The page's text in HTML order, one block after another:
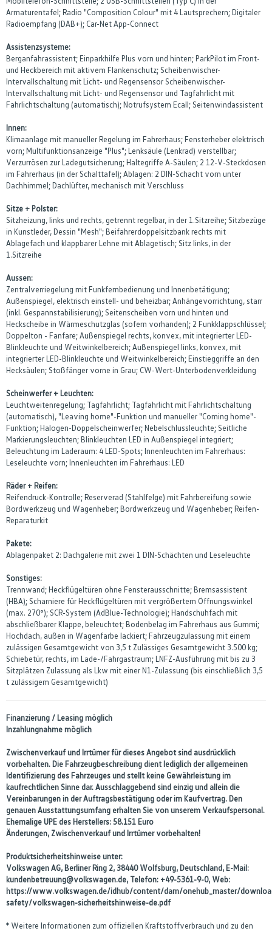
Armaturentafel; Radio "Composition Colour" mit 4 Lautsprechern; Digitaler
Radioempfang (DAB+); Car-Net App-Connect
Assistenzsysteme:
Berganfahrassistent; Einparkhilfe Plus vorn und hinten; ParkPilot im Front-
und Heckbereich mit aktivem Flankenschutz; Scheibenwischer-
Intervallschaltung mit Licht- und Regensensor Scheibenwischer-
Intervallschaltung mit Licht- und Regensensor und Tagfahrlicht mit
Fahrlichtschaltung (automatisch); Notrufsystem Ecall; Seitenwindassistent
Innen:
Klimaanlage mit manueller Regelung im Fahrerhaus; Fensterheber elektrisch
vorn; Multifunktionsanzeige "Plus"; Lenksäule (Lenkrad) verstellbar;
Verzurrösen zur Ladegutsicherung; Haltegriffe A-Säulen; 2 12-V-Steckdosen
im Fahrerhaus (in der Schalttafel); Ablagen: 2 DIN-Schacht vorn unter
Dachhimmel; Dachlüfter, mechanisch mit Verschluss
Sitze + Polster:
Sitzheizung, links und rechts, getrennt regelbar, in der 1.Sitzreihe; Sitzbezüge
in Kunstleder, Dessin "Mesh"; Beifahrerdoppelsitzbank rechts mit
Ablagefach und klappbarer Lehne mit Ablagetisch; Sitz links, in der
1.Sitzreihe
Aussen:
Zentralverriegelung mit Funkfernbedienung und Innenbetätigung;
Außenspiegel, elektrisch einstell- und beheizbar; Anhängevorrichtung, starr
(inkl. Gespannstabilisierung); Seitenscheiben vorn und hinten und
Heckscheibe in Wärmeschutzglas (sofern vorhanden); 2 Funkklappschlüssel;
Doppelton - Fanfare; Außenspiegel rechts, konvex, mit integrierter LED-
Blinkleuchte und Weitwinkelbereich; Außenspiegel links, konvex, mit
integrierter LED-Blinkleuchte und Weitwinkelbereich; Einstieggriffe an den
Hecksäulen; Stoßfänger vorne in Grau; CW-Wert-Unterbodenverkleidung
Scheinwerfer + Leuchten:
Leuchtweitenregelung; Tagfahrlicht; Tagfahrlicht mit Fahrlichtschaltung
(automatisch), "Leaving home"-Funktion und manueller "Coming home"-
Funktion; Halogen-Doppelscheinwerfer; Nebelschlussleuchte; Seitliche
Markierungsleuchten; Blinkleuchten LED in Außenspiegel integriert;
Beleuchtung im Laderaum: 4 LED-Spots; Innenleuchten im Fahrerhaus:
Leseleuchte vorn; Innenleuchten im Fahrerhaus: LED
Räder + Reifen:
Reifendruck-Kontrolle; Reserverad (Stahlfelge) mit Fahrbereifung sowie
Bordwerkzeug und Wagenheber; Bordwerkzeug und Wagenheber; Reifen-
Reparaturkit
Pakete:
Ablagenpaket 2: Dachgalerie mit zwei 1 DIN-Schächten und Leseleuchte
Sonstiges:
Trennwand; Heckflügeltüren ohne Fensterausschnitte; Bremsassistent
(HBA); Scharniere für Heckflügeltüren mit vergrößertem Öffnungswinkel
(max. 270°); SCR-System (AdBlue-Technologie); Handschuhfach mit
abschließbarer Klappe, beleuchtet; Bodenbelag im Fahrerhaus aus Gummi;
Hochdach, außen in Wagenfarbe lackiert; Fahrzeugzulassung mit einem
zulässigen Gesamtgewicht von 3,5 t Zulässiges Gesamtgewicht 3.500 kg;
Schiebetür, rechts, im Lade-/Fahrgastraum; LNFZ-Ausführung mit bis zu 3
Sitzplätzen Zulassung als Lkw mit einer N1-Zulassung (bis einschließlich 3,5
t zulässigem Gesamtgewicht)
Finanzierung / Leasing möglich
Inzahlungnahme möglich
Zwischenverkauf und Irrtümer für dieses Angebot sind ausdrücklich
vorbehalten. Die Fahrzeugbeschreibung dient lediglich der allgemeinen
Identifizierung des Fahrzeuges und stellt keine Gewährleistung im
kaufrechtlichen Sinne dar. Ausschlaggebend sind einzig und allein die
Vereinbarungen in der Auftragsbestätigung oder im Kaufvertrag. Den
genauen Ausstattungsumfang erhalten Sie von unserem Verkaufspersonal.
Ehemalige UPE des Herstellers: 58.151 Euro
Änderungen, Zwischenverkauf und Irrtümer vorbehalten!
Produktsicherheitshinweise unter:
Volkswagen AG, Berliner Ring 2, 38440 Wolfsburg, Deutschland, E-Mail:
kundenbetreuung@volkswagen.de, Telefon: +49-5361-9-0, Web:
https://www.volkswagen.de/idhub/content/dam/onehub_master/
safety/volkswagen-sicherheitshinweise-de.pdf
* Weitere Informationen zum offiziellen Kraftstoffverbrauch und zu den